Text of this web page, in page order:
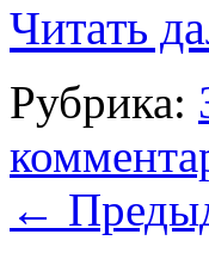
Читать
Рубрика:
←